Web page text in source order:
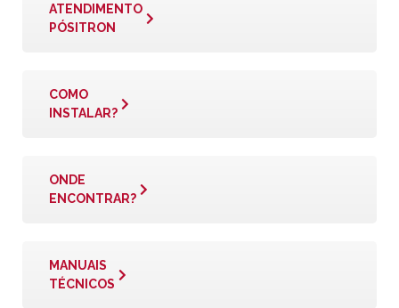
ATENDIMENTO
PÓSITRON
COMO
INSTALAR?
ONDE
ENCONTRAR?
MANUAIS
TÉCNICOS